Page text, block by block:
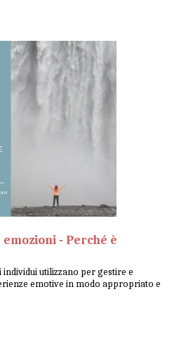
- Perché è
utilizzano per gestire e
emotive in modo appropriato e